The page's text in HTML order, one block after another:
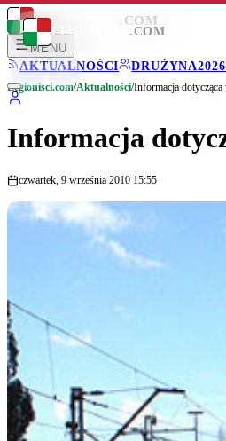
LEGIONISCI .COM
MENU
AKTUALNOŚCI
DRUŻYNA
LEGIONISCI .COM
Legionisci.com/Aktualności/Informacja
Informacja
czwartek, 9 września 2010 15:55